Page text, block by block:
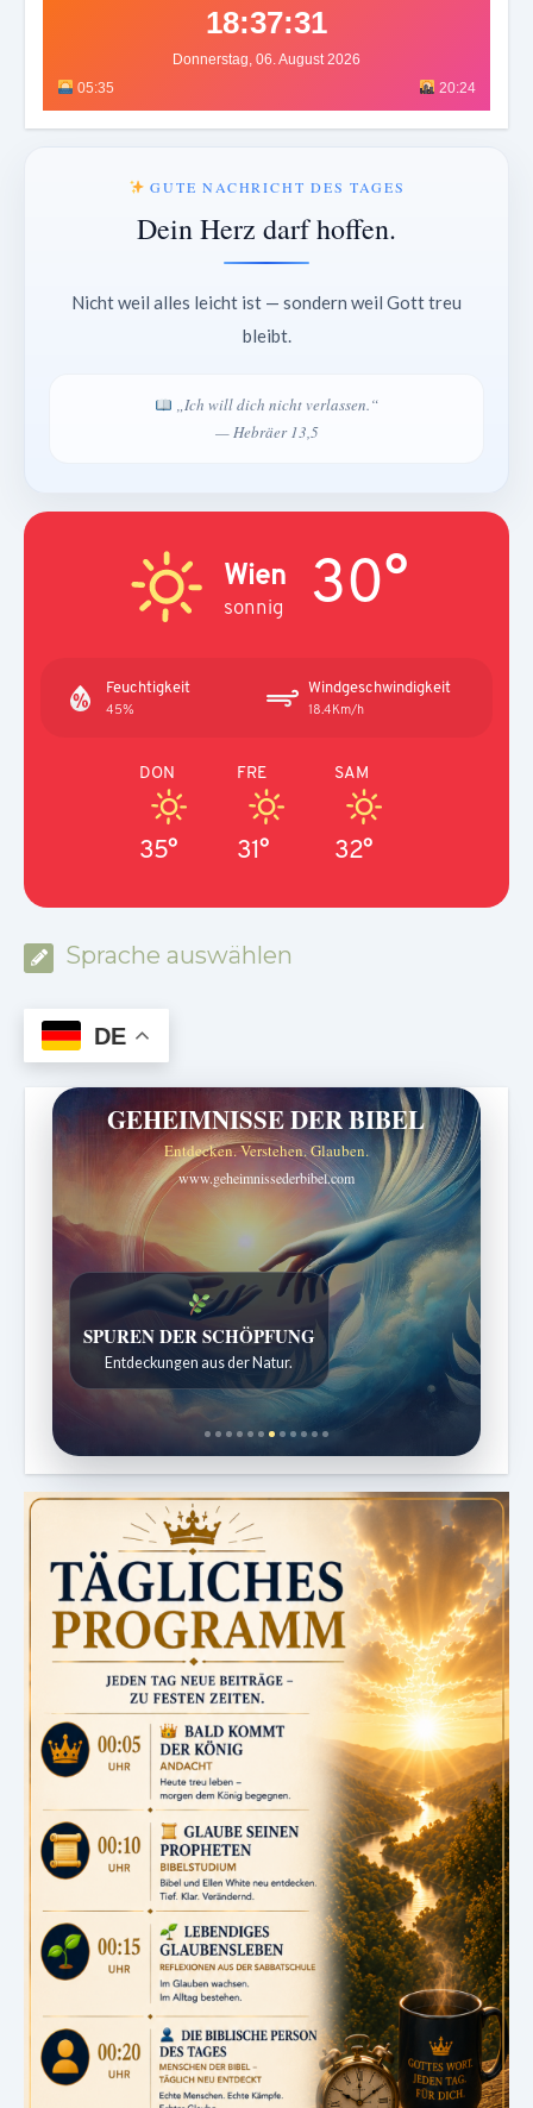
18:37:35
Donnerstag, 06. August 2026
05:35
20:24
GUTE NACHRICHT DES TAGES
Dein Herz darf hoffen.
Nicht weil alles leicht ist — sondern weil Gott treu
bleibt.
„Ich will dich nicht verlassen.“
— Hebräer 13,5
Wien
sonnig 30°
Feuchtigkeit
45%
Windgeschwindigkeit
18.4Km/h
DON
35°
FRE
31°
SAM
32°
Sprache auswählen
DE
GEHEIMNISSE DER BIBEL
Entdecken. Verstehen. Glauben.
www.geheimnissederbibel.com
SPUREN DER SCHÖPFUNG
Entdeckungen aus der Natur.
DIE STILLE INTELLIGENZ DES KÖRPERS
Ordnung bringt Leben zurück.